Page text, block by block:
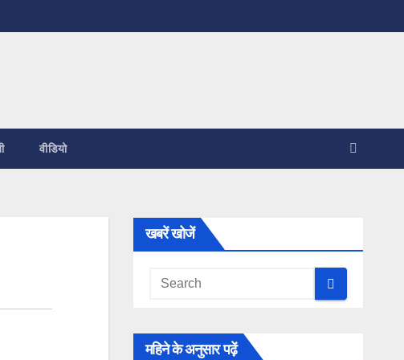
वीडियो
खबरें खोजें
महिने के अनुसार पढ़ें